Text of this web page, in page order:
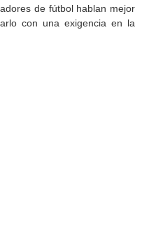
de fútbol hablan mejor
con una exigencia en la